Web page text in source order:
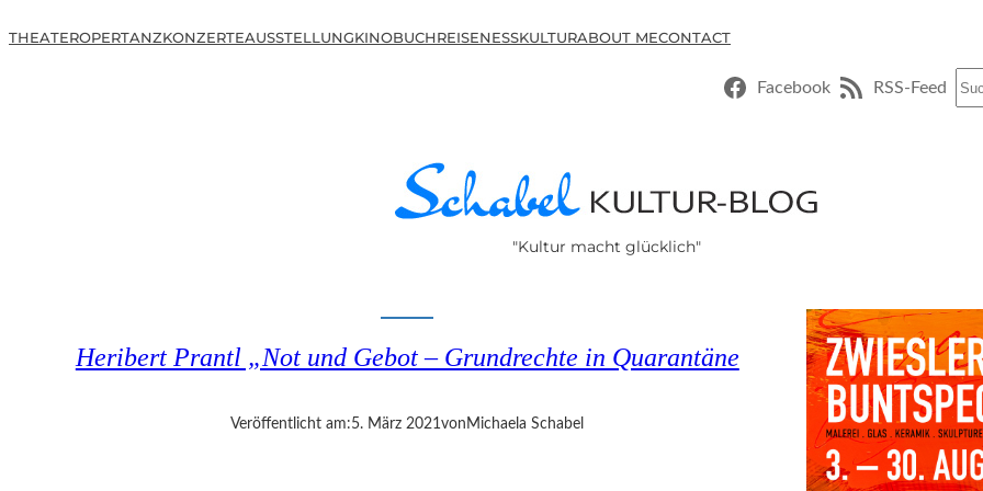
THEATEROPERTANZKONZERTEAUSSTELLUNGKINOBUCHREISENESSKULTURABOUT MECONTACT
Facebook RSS-Feed
"Kultur macht glücklich"
Heribert Prantl „Not und Gebot – Grundrechte in Quarantäne
Veröffentlicht am:5. März 2021von Michaela Schabel